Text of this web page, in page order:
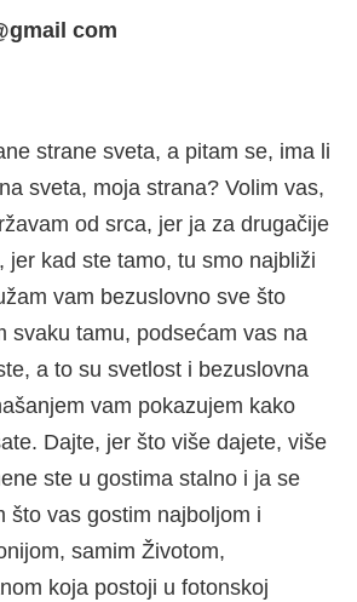
com
strane sveta, a pitam se, ima li
sveta, moja strana? Volim vas,
od srca, jer ja za drugačije
jer kad ste tamo, tu smo najbliži
vam bezuslovno sve što
svaku tamu, podsećam vas na
a to su svetlost i bezuslovna
vam pokazujem kako
Dajte, jer što više dajete, više
ste u gostima stalno i ja se
što vas gostim najboljom i
samim Životom,
koja postoji u fotonskoj